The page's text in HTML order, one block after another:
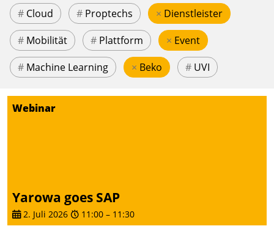
# Cloud # Proptechs × Dienstleister
# Mobilität # Plattform × Event
# Machine Learning × Beko # UVI
Webinar
Yarowa goes SAP
2. Juli 2026 11:00 – 11:30